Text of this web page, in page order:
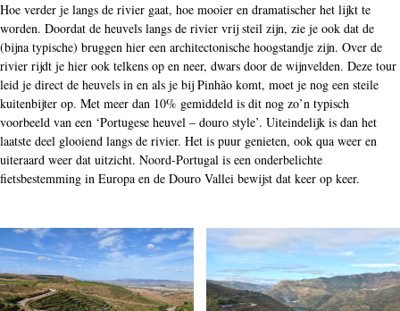
Hoe verder je langs de rivier gaat, hoe mooier en dramatischer het lijkt te
worden. Doordat de heuvels langs de rivier vrij steil zijn, zie je ook dat de
(bijna typische) bruggen hier een architectonische hoogstandje zijn. Over de
rivier rijdt je hier ook telkens op en neer, dwars door de wijnvelden. Deze tour
leid je direct de heuvels in en als je bij Pinhão komt, moet je nog een steile
kuitenbijter op. Met meer dan 10% gemiddeld is dit nog zo’n typisch
voorbeeld van een ‘Portugese heuvel – douro style’. Uiteindelijk is dan het
laatste deel glooiend langs de rivier. Het is puur genieten, ook qua weer en
uiteraard weer dat uitzicht. Noord-Portugal is een onderbelichte
fietsbestemming in Europa en de Douro Vallei bewijst dat keer op keer.